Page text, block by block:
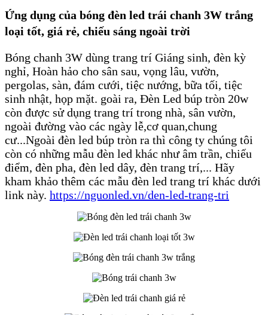
Ứng dụng của bóng đèn led trái chanh 3W trắng
loại tốt, giá rẻ, chiếu sáng ngoài trời
Bóng chanh 3W dùng trang trí Giáng sinh, đèn kỳ
nghỉ, Hoàn hảo cho sân sau, vọng lâu, vườn,
pergolas, sàn, đám cưới, tiệc nướng, bữa tối, tiệc
sinh nhật, họp mặt. goài ra, Đèn Led búp tròn 20w
còn được sử dụng trang trí trong nhà, sân vườn,
ngoài đường vào các ngày lễ,cơ quan,chung
cư...Ngoài đèn led búp tròn ra thì công ty chúng tôi
còn có những mẫu đèn led khác như âm trần, chiếu
điểm, đèn pha, đèn led dây, đèn trang trí,... Hãy
kham khảo thêm các mẫu đèn led trang trí khác dưới
link này. https://nguonled.vn/den-led-trang-tri